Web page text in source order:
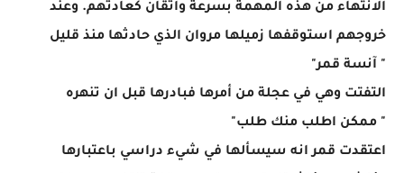
الانتهاء من هذه المهمة بسرعة واتقان كعادتهم. وعند
خروجهم استوقفها زميلها مروان الذي حادثها منذ قليل
" آنسة قمر"
التفتت وهي في عجلة من أمرها فبادرها قبل ان تنهره
" ممكن اطلب منك طلب"
اعتقدت قمر انه سيسألها في شيء دراسي باعتبارها